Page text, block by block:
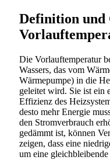
Definition und
Die Vorlauftemperatur
Wassers, das vom
Wärmepumpe) in die
geleitet wird. Sie ist ein
Effizienz des
desto mehr Energie
den Stromverbrauch
gedämmt ist, können
zeigen, dass eine
um eine